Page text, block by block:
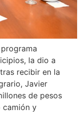
la dio a
recibir en la
Javier
de pesos
camión y